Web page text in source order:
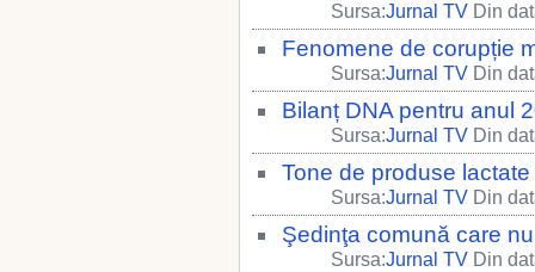
Sursa:Jurnal TV Din
Fenomene de corupție
Sursa:Jurnal TV Din
Bilanț DNA pentru anul
Sursa:Jurnal TV Din
Tone de produse
Sursa:Jurnal TV Din
Şedinţa comună care
Sursa:Jurnal TV Din